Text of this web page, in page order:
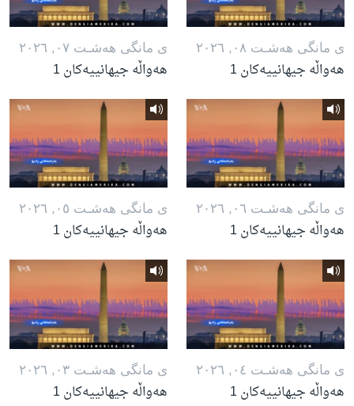
ی مانگی هه‌شـت ٠٨, ٢٠٢٦
هەواڵە جیهانییەکان 1
ی مانگی هه‌شـت ٠٧, ٢٠٢٦
هەواڵە جیهانییەکان 1
ی مانگی هه‌شـت ٠٦, ٢٠٢٦
هەواڵە جیهانییەکان 1
ی مانگی هه‌شـت ٠٥, ٢٠٢٦
هەواڵە جیهانییەکان 1
ی مانگی هه‌شـت ٠٤, ٢٠٢٦
هەواڵە جیهانییەکان 1
ی مانگی هه‌شـت ٠٣, ٢٠٢٦
هەواڵە جیهانییەکان 1